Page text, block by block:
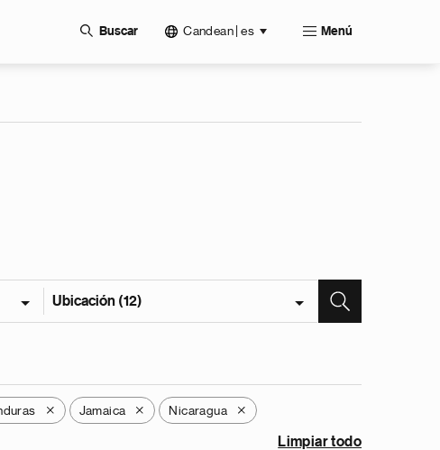
Buscar Candean | es Menú
Ubicación (12)
X Jamaica X Nicaragua X
Limpiar todo